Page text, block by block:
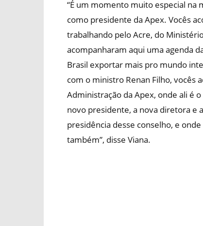
“É um momento muito especial na
como presidente da Apex. Vocês
trabalhando pelo Acre, do
acompanharam aqui uma agenda
Brasil exportar mais pro mundo
com o ministro Renan Filho, vocês
Administração da Apex, onde ali é
novo presidente, a nova diretora e
presidência desse conselho, e
também”, disse Viana.